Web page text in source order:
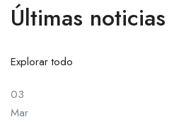
Últimas noticias
Explorar todo
03
Mar